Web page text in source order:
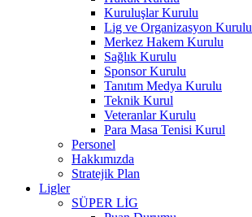
Kuruluşlar Kurulu
Lig ve Organizasyon Kurulu
Merkez Hakem Kurulu
Sağlık Kurulu
Sponsor Kurulu
Tanıtım Medya Kurulu
Teknik Kurul
Veteranlar Kurulu
Para Masa Tenisi Kurul
Personel
Hakkımızda
Stratejik Plan
Ligler
SÜPER LİG